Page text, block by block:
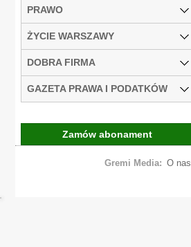
PRAWO
ŻYCIE WARSZAWY
DOBRA FIRMA
GAZETA PRAWA I PODATKÓW
Zamów abonament
Gremi Media: O nas